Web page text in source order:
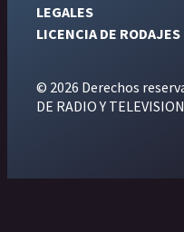
LEGALES
LICENCIA DE RODAJES
© 2026 Derechos
DE RADIO Y